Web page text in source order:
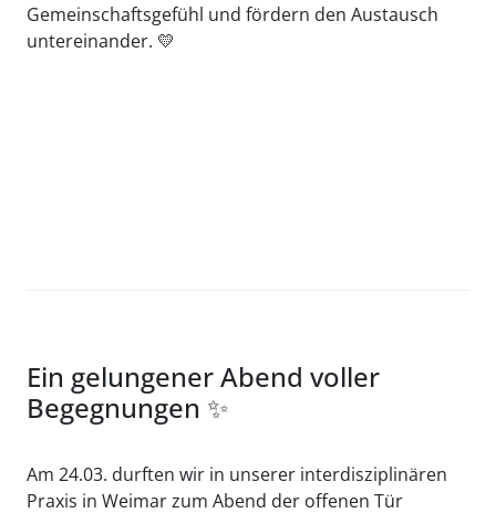
Gemeinschaftsgefühl und fördern den Austausch
untereinander. 💛
Ein gelungener Abend voller
Begegnungen ✨
Am 24.03. durften wir in unserer interdisziplinären
Praxis in Weimar zum Abend der offenen Tür